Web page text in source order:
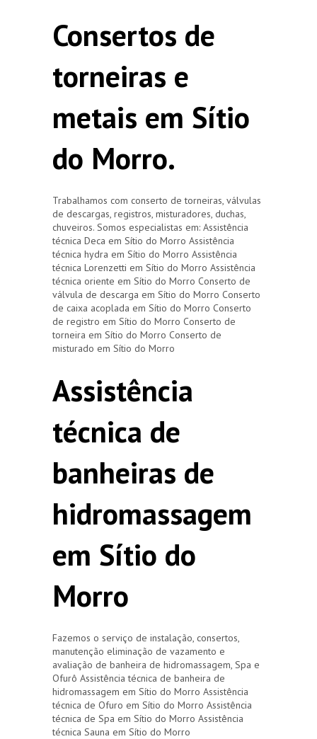
Consertos de
torneiras e
metais em Sítio
do Morro.
Trabalhamos com conserto de torneiras, válvulas
de descargas, registros, misturadores, duchas,
chuveiros. Somos especialistas em: Assistência
técnica Deca em Sítio do Morro Assistência
técnica hydra em Sítio do Morro Assistência
técnica Lorenzetti em Sítio do Morro Assistência
técnica oriente em Sítio do Morro Conserto de
válvula de descarga em Sítio do Morro Conserto
de caixa acoplada em Sítio do Morro Conserto
de registro em Sítio do Morro Conserto de
torneira em Sítio do Morro Conserto de
misturado em Sítio do Morro
Assistência
técnica de
banheiras de
hidromassagem
em Sítio do
Morro
Fazemos o serviço de instalação, consertos,
manutenção eliminação de vazamento e
avaliação de banheira de hidromassagem, Spa e
Ofurô Assistência técnica de banheira de
hidromassagem em Sítio do Morro Assistência
técnica de Ofuro em Sítio do Morro Assistência
técnica de Spa em Sítio do Morro Assistência
técnica Sauna em Sítio do Morro